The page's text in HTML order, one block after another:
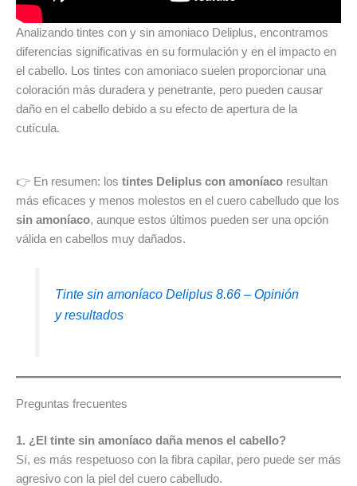
Analizando tintes con y sin amoniaco Deliplus, encontramos
diferencias significativas en su formulación y en el impacto en
el cabello. Los tintes con amoniaco suelen proporcionar una
coloración más duradera y penetrante, pero pueden causar
daño en el cabello debido a su efecto de apertura de la
cutícula.
👉 En resumen: los tintes Deliplus con amoníaco resultan
más eficaces y menos molestos en el cuero cabelludo que los
sin amoníaco, aunque estos últimos pueden ser una opción
válida en cabellos muy dañados.
Tinte sin amoníaco Deliplus 8.66 – Opinión
y resultados
Preguntas frecuentes
1. ¿El tinte sin amoníaco daña menos el cabello?
Sí, es más respetuoso con la fibra capilar, pero puede ser más
agresivo con la piel del cuero cabelludo.